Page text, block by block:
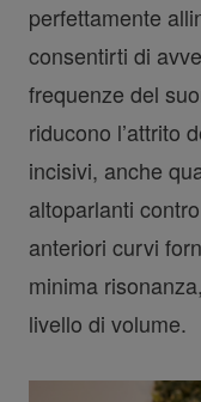
perfettamente
consentirti di
frequenze del
riducono l’attrito
incisivi, anche
altoparlanti
anteriori curvi
minima
livello di volume.